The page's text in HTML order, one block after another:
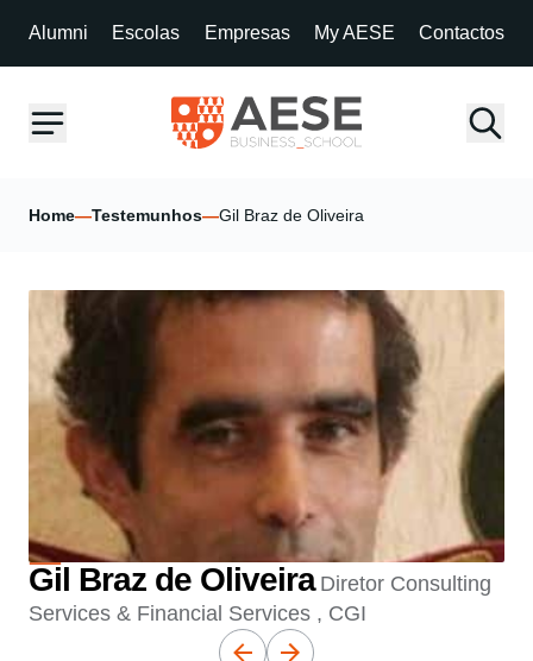
Alumni Escolas Empresas My AESE Contactos
Home—Testemunhos—Gil Braz de Oliveira
Gil Braz de Oliveira Diretor Consulting
Services & Financial Services , CGI